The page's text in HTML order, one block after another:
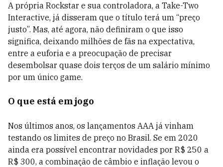
A própria Rockstar e sua controladora, a Take-Two
Interactive, já disseram que o título terá um “preço
justo”. Mas, até agora, não definiram o que isso
significa, deixando milhões de fãs na expectativa,
entre a euforia e a preocupação de precisar
desembolsar quase dois terços de um salário mínimo
por um único game.
O que está em jogo
Nos últimos anos, os lançamentos AAA já vinham
testando os limites de preço no Brasil. Se em 2020
ainda era possível encontrar novidades por R$ 250 a
R$ 300, a combinação de câmbio e inflação levou o